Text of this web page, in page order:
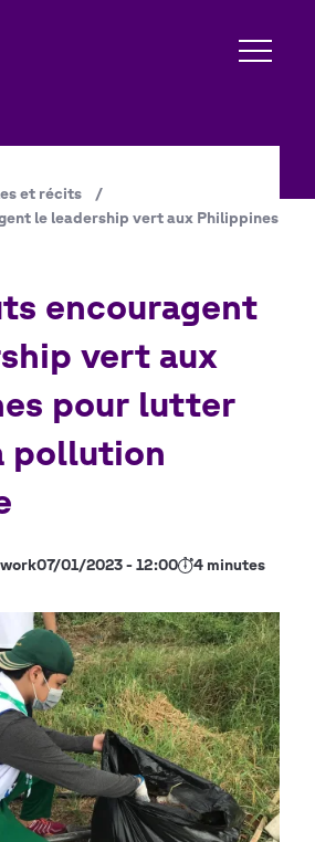
et récits
/
le leadership vert aux Philippines
encouragent
vert aux
pour lutter
pollution
07/01/2023 - 12:00 4 minutes